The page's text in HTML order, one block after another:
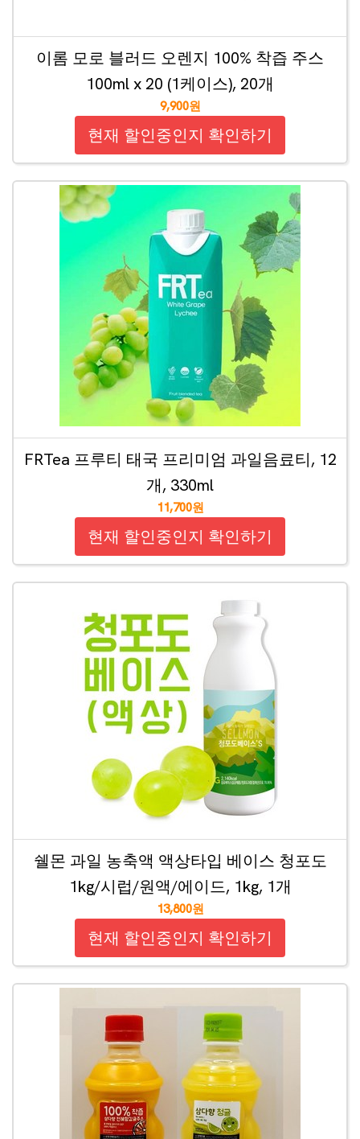
이롬 모로 블러드 오렌지 100% 착즙 주스
100ml x 20 (1케이스), 20개
9,900원
현재 할인중인지 확인하기
FRTea 프루티 태국 프리미엄 과일음료티, 12
개, 330ml
11,700원
현재 할인중인지 확인하기
쉘몬 과일 농축액 액상타입 베이스 청포도
1kg/시럽/원액/에이드, 1kg, 1개
13,800원
현재 할인중인지 확인하기